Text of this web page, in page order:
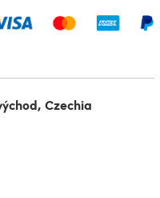
Czechia